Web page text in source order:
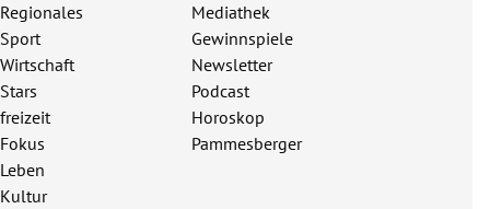
Regionales
Sport
Wirtschaft
Stars
freizeit
Fokus
Leben
Kultur
Mediathek
Gewinnspiele
Newsletter
Podcast
Horoskop
Pammesberger